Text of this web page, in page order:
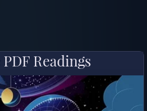
Readings